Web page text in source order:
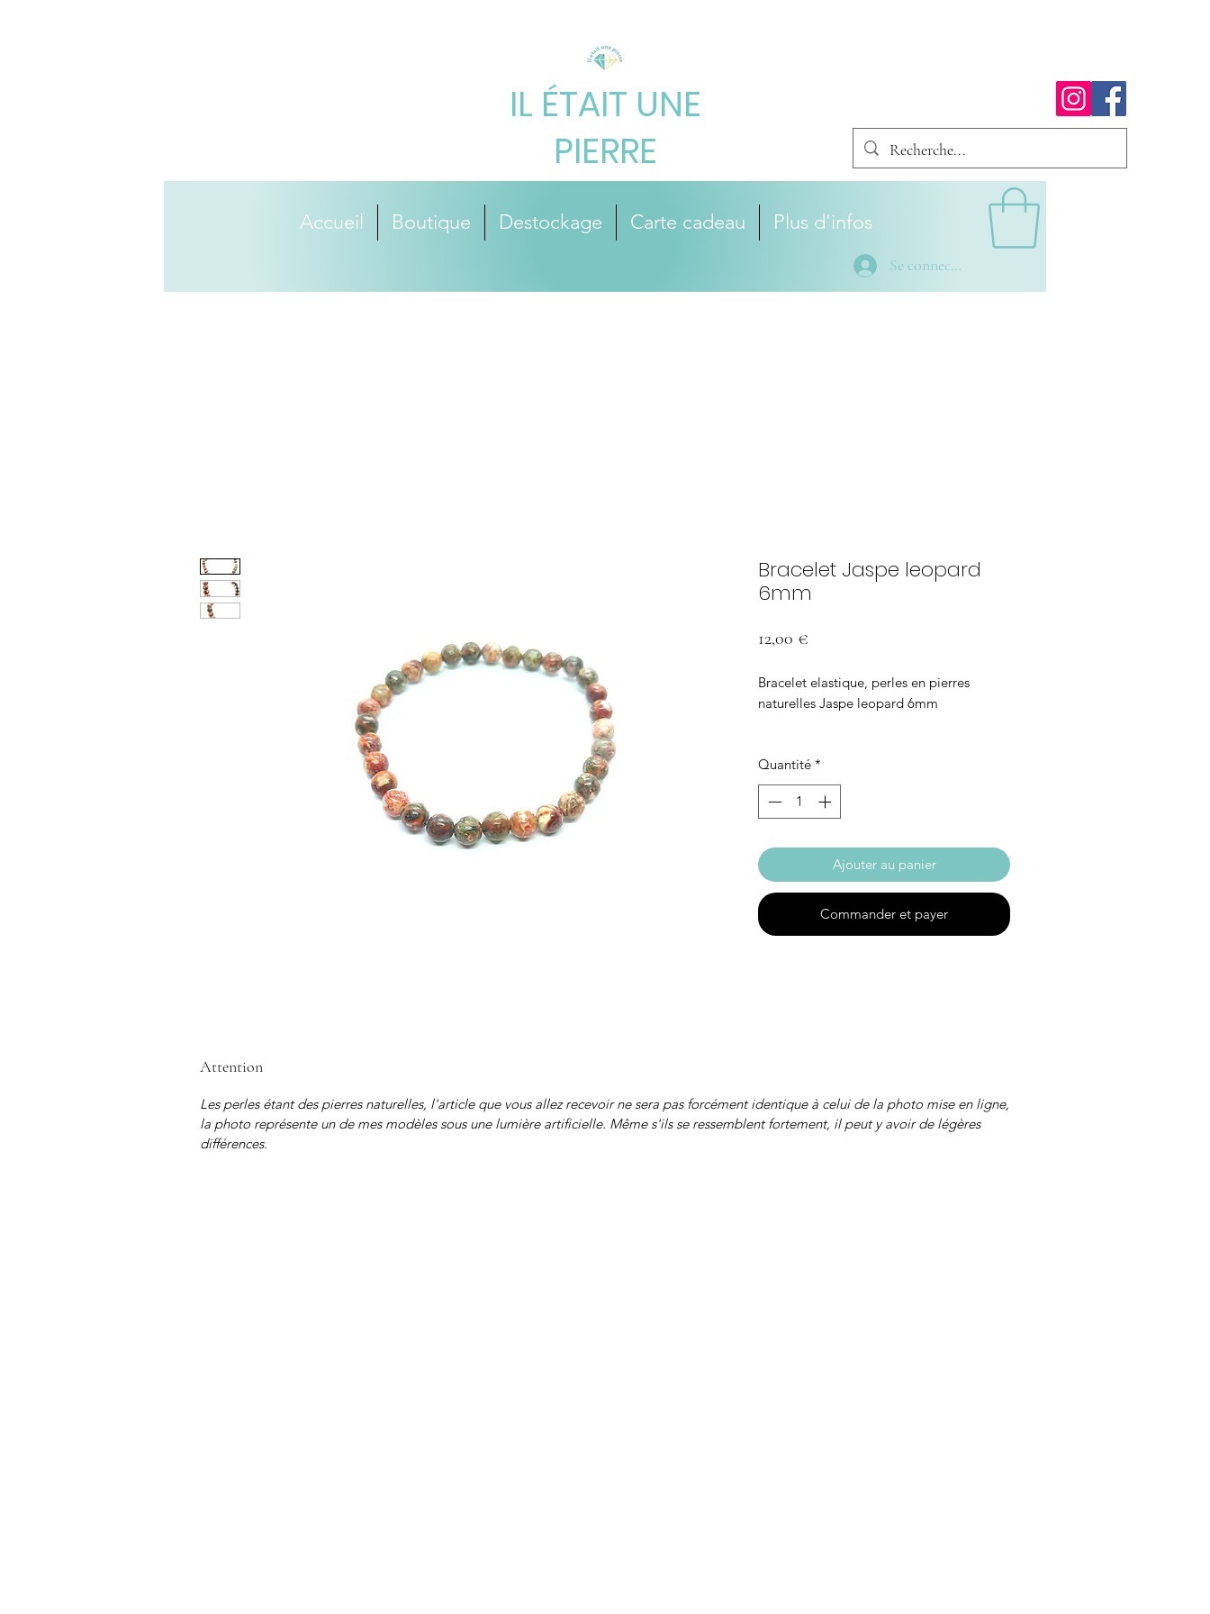
IL ÉTAIT UNE
PIERRE
Accueil Boutique Destockage Carte cadeau Plus d'infos
Se connecter
Bracelet Jaspe leopard
6mm
12,00 €
Bracelet elastique, perles en pierres
naturelles Jaspe leopard 6mm
Pierre stabilisatrice, mémoire, sagesse
Quantité *
Ajouter au panier
Commander et payer
Attention
Les perles étant des pierres naturelles, l'article que vous allez recevoir ne sera pas forcément identique à celui de la photo mise en ligne,
la photo représente un de mes modèles sous une lumière artificielle. Même s'ils se ressemblent fortement, il peut y avoir de légères
différences.